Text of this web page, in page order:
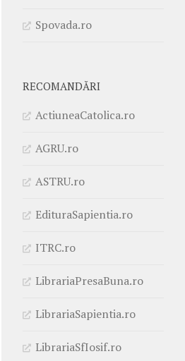
Spovada.ro
RECOMANDĂRI
ActiuneaCatolica.ro
AGRU.ro
ASTRU.ro
EdituraSapientia.ro
ITRC.ro
LibrariaPresaBuna.ro
LibrariaSapientia.ro
LibrariaSfIosif.ro